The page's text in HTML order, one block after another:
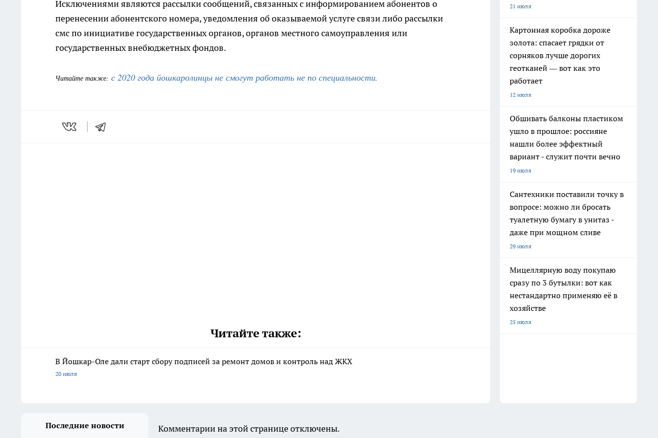
Исключениями являются рассылки сообщений, связанных с информированием абонентов о
перенесении абонентского номера, уведомления об оказываемой услуге связи либо рассылки
смс по инициативе государственных органов, органов местного самоуправления или
государственных внебюджетных фондов.
Читайте также: с 2020 года йошкаролинцы не смогут работать не по специальности.
Читайте также:
В Йошкар-Оле дали старт сбору подписей за ремонт домов и контроль над ЖКХ
20 июля
21 июля
Картонная коробка дороже
золота: спасает грядки от
сорняков лучше дорогих
геотканей — вот как это
работает
12 июля
Обшивать балконы пластиком
ушло в прошлое: россияне
нашли более эффектный
вариант - служит почти вечно
19 июля
Сантехники поставили точку в
вопросе: можно ли бросать
туалетную бумагу в унитаз -
даже при мощном сливе
29 июля
Мицеллярную воду покупаю
сразу по 3 бутылки: вот как
нестандартно применяю её в
хозяйстве
25 июля
Последние новости Комментарии на этой странице отключены.